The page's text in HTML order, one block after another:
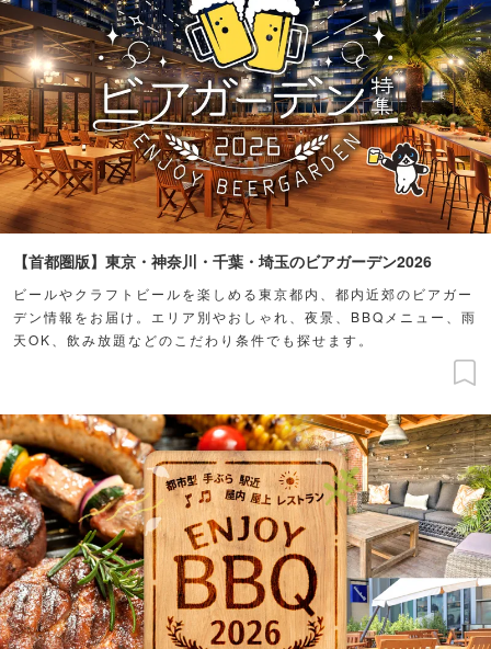
【首都圏版】東京・神奈川・千葉・埼玉のビアガーデン2026
ビールやクラフトビールを楽しめる東京都内、都内近郊のビアガー
デン情報をお届け。エリア別やおしゃれ、夜景、BBQメニュー、雨
天OK、飲み放題などのこだわり条件でも探せます。